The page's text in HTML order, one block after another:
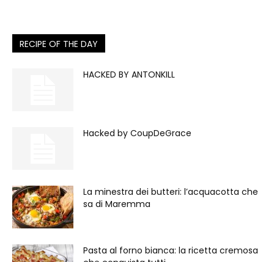
RECIPE OF THE DAY
HACKED BY ANTONKILL
Hacked by CoupDeGrace
La minestra dei butteri: l’acquacotta che
sa di Maremma
Pasta al forno bianca: la ricetta cremosa